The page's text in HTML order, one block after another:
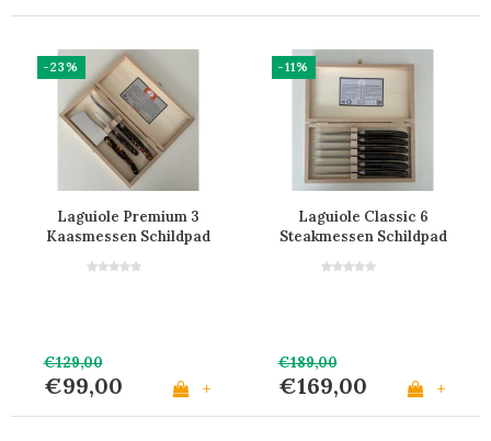
-23%
Laguiole Premium 3
Kaasmessen Schildpad
€129,00
€99,00 +
-11%
Laguiole Classic 6
Steakmessen Schildpad
€189,00
€169,00 +